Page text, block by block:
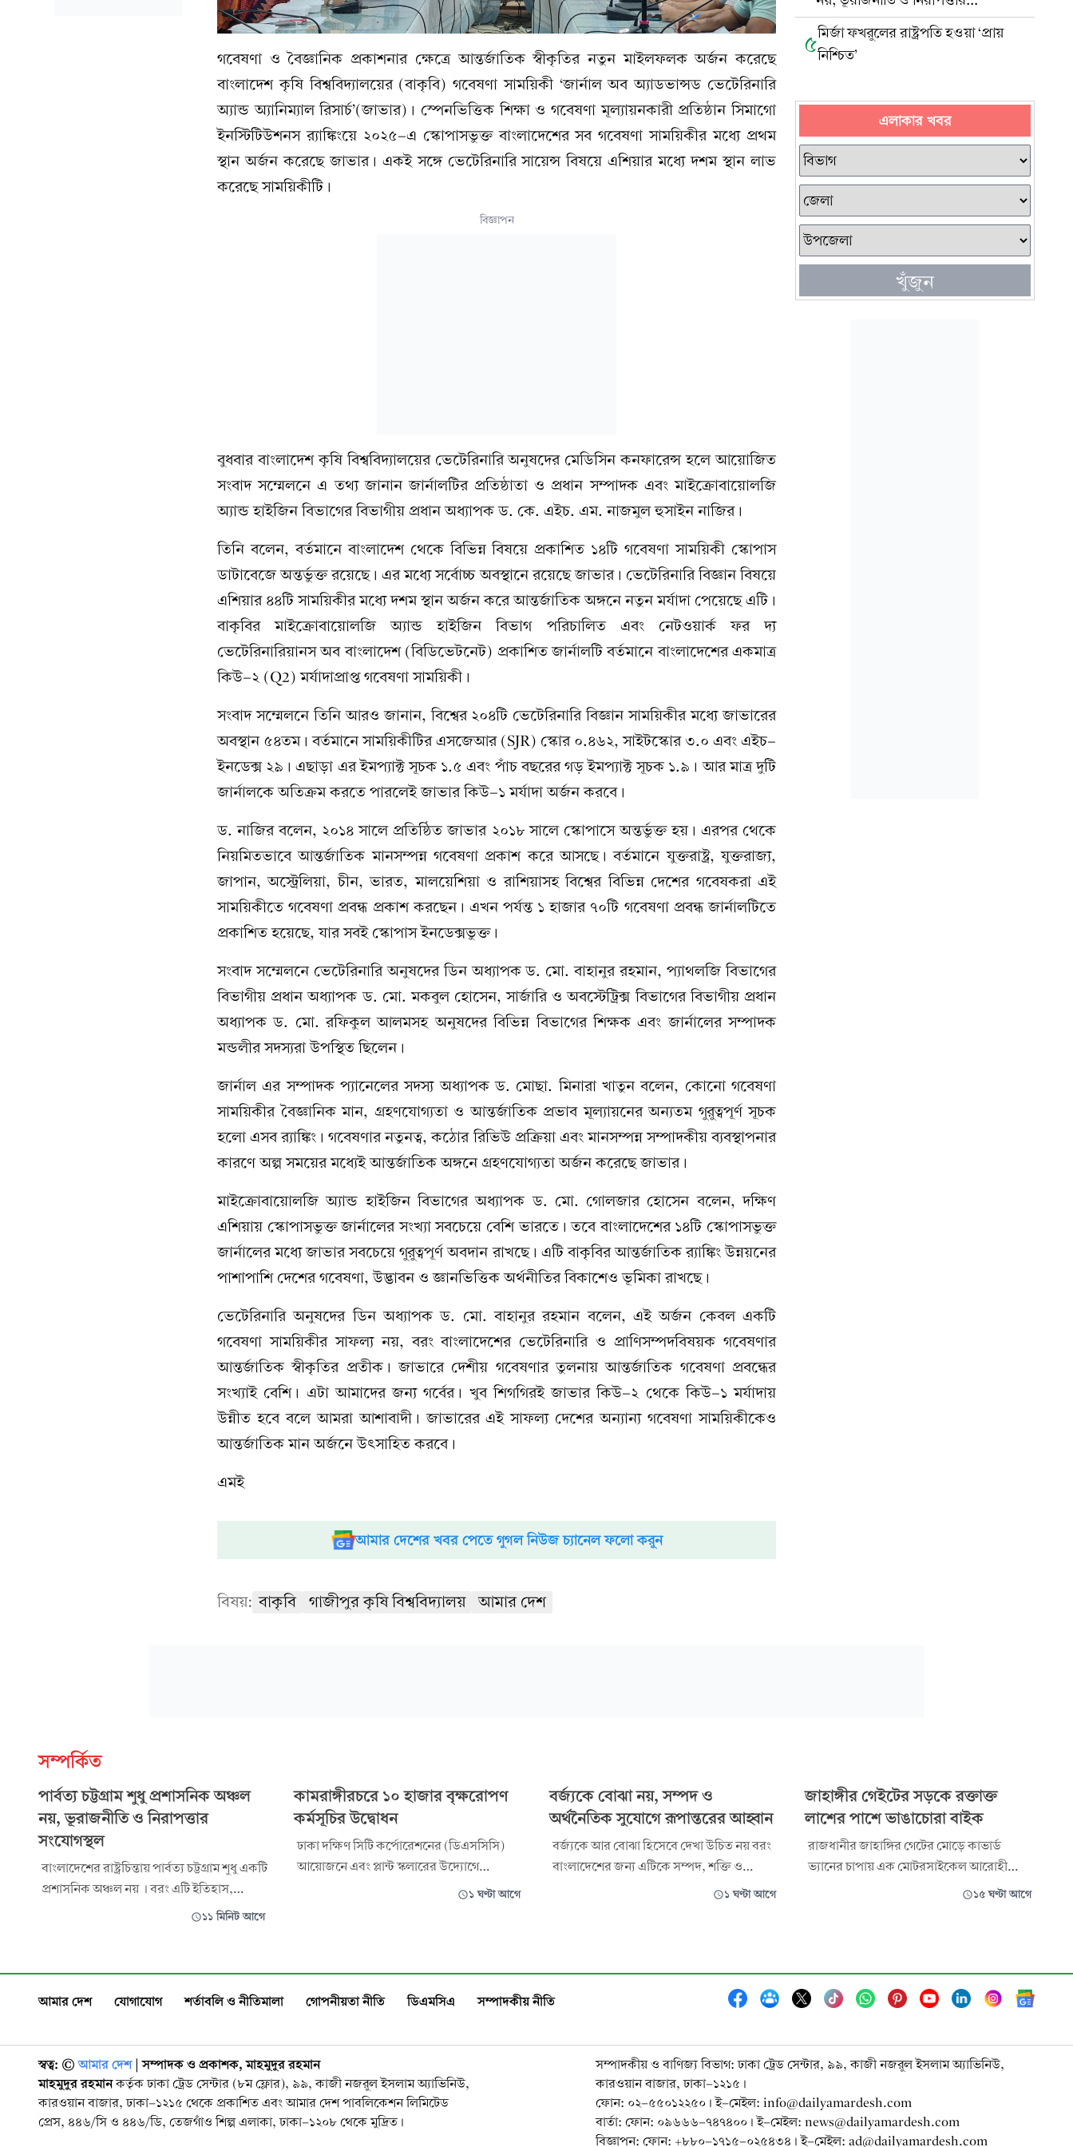
গবেষণা ও বৈজ্ঞানিক প্রকাশনার ক্ষেত্রে আন্তর্জাতিক স্বীকৃতির নতুন মাইলফলক অর্জন করেছে
বাংলাদেশ কৃষি বিশ্ববিদ্যালয়ের (বাকৃবি) গবেষণা সাময়িকী ‘জার্নাল অব অ্যাডভান্সড ভেটেরিনারি
অ্যান্ড অ্যানিম্যাল রিসার্চ’(জাভার)। স্পেনভিত্তিক শিক্ষা ও গবেষণা মূল্যায়নকারী প্রতিষ্ঠান সিমাগো
ইনস্টিটিউশনস র‌্যাঙ্কিংয়ে ২০২৫-এ স্কোপাসভুক্ত বাংলাদেশের সব গবেষণা সাময়িকীর মধ্যে প্রথম
স্থান অর্জন করেছে জাভার। একই সঙ্গে ভেটেরিনারি সায়েন্স বিষয়ে এশিয়ার মধ্যে দশম স্থান লাভ
করেছে সাময়িকীটি।
বিজ্ঞাপন
বুধবার বাংলাদেশ কৃষি বিশ্ববিদ্যালয়ের ভেটেরিনারি অনুষদের মেডিসিন কনফারেন্স হলে আয়োজিত
সংবাদ সম্মেলনে এ তথ্য জানান জার্নালটির প্রতিষ্ঠাতা ও প্রধান সম্পাদক এবং মাইক্রোবায়োলজি
অ্যান্ড হাইজিন বিভাগের বিভাগীয় প্রধান অধ্যাপক ড. কে. এইচ. এম. নাজমুল হুসাইন নাজির।
তিনি বলেন, বর্তমানে বাংলাদেশ থেকে বিভিন্ন বিষয়ে প্রকাশিত ১৪টি গবেষণা সাময়িকী স্কোপাস
ডাটাবেজে অন্তর্ভুক্ত রয়েছে। এর মধ্যে সর্বোচ্চ অবস্থানে রয়েছে জাভার। ভেটেরিনারি বিজ্ঞান বিষয়ে
এশিয়ার ৪৪টি সাময়িকীর মধ্যে দশম স্থান অর্জন করে আন্তর্জাতিক অঙ্গনে নতুন মর্যাদা পেয়েছে এটি।
বাকৃবির মাইক্রোবায়োলজি অ্যান্ড হাইজিন বিভাগ পরিচালিত এবং নেটওয়ার্ক ফর দ্য
ভেটেরিনারিয়ানস অব বাংলাদেশ (বিডিভেটনেট) প্রকাশিত জার্নালটি বর্তমানে বাংলাদেশের একমাত্র
কিউ-২ (Q2) মর্যাদাপ্রাপ্ত গবেষণা সাময়িকী।
সংবাদ সম্মেলনে তিনি আরও জানান, বিশ্বের ২০৪টি ভেটেরিনারি বিজ্ঞান সাময়িকীর মধ্যে জাভারের
অবস্থান ৫৪তম। বর্তমানে সাময়িকীটির এসজেআর (SJR) স্কোর ০.৪৬২, সাইটস্কোর ৩.০ এবং এইচ-
ইনডেক্স ২৯। এছাড়া এর ইমপ্যাক্ট সূচক ১.৫ এবং পাঁচ বছরের গড় ইমপ্যাক্ট সূচক ১.৯। আর মাত্র দুটি
জার্নালকে অতিক্রম করতে পারলেই জাভার কিউ-১ মর্যাদা অর্জন করবে ।
ড. নাজির বলেন, ২০১৪ সালে প্রতিষ্ঠিত জাভার ২০১৮ সালে স্কোপাসে অন্তর্ভুক্ত হয়। এরপর থেকে
নিয়মিতভাবে আন্তর্জাতিক মানসম্পন্ন গবেষণা প্রকাশ করে আসছে। বর্তমানে যুক্তরাষ্ট্র, যুক্তরাজ্য,
জাপান, অস্ট্রেলিয়া, চীন, ভারত, মালয়েশিয়া ও রাশিয়াসহ বিশ্বের বিভিন্ন দেশের গবেষকরা এই
সাময়িকীতে গবেষণা প্রবন্ধ প্রকাশ করছেন। এখন পর্যন্ত ১ হাজার ৭০টি গবেষণা প্রবন্ধ জার্নালটিতে
প্রকাশিত হয়েছে, যার সবই স্কোপাস ইনডেক্সভুক্ত।
সংবাদ সম্মেলনে ভেটেরিনারি অনুষদের ডিন অধ্যাপক ড. মো. বাহানুর রহমান, প্যাথলজি বিভাগের
বিভাগীয় প্রধান অধ্যাপক ড. মো. মকবুল হোসেন, সার্জারি ও অবস্টেট্রিক্স বিভাগের বিভাগীয় প্রধান
অধ্যাপক ড. মো. রফিকুল আলমসহ অনুষদের বিভিন্ন বিভাগের শিক্ষক এবং জার্নালের সম্পাদক
মন্ডলীর সদস্যরা উপস্থিত ছিলেন।
জার্নাল এর সম্পাদক প্যানেলের সদস্য অধ্যাপক ড. মোছা. মিনারা খাতুন বলেন, কোনো গবেষণা
সাময়িকীর বৈজ্ঞানিক মান, গ্রহণযোগ্যতা ও আন্তর্জাতিক প্রভাব মূল্যায়নের অন্যতম গুরুত্বপূর্ণ সূচক
হলো এসব র‌্যাঙ্কিং। গবেষণার নতুনত্ব, কঠোর রিভিউ প্রক্রিয়া এবং মানসম্পন্ন সম্পাদকীয় ব্যবস্থাপনার
কারণে অল্প সময়ের মধ্যেই আন্তর্জাতিক অঙ্গনে গ্রহণযোগ্যতা অর্জন করেছে জাভার।
মাইক্রোবায়োলজি অ্যান্ড হাইজিন বিভাগের অধ্যাপক ড. মো. গোলজার হোসেন বলেন, দক্ষিণ
এশিয়ায় স্কোপাসভুক্ত জার্নালের সংখ্যা সবচেয়ে বেশি ভারতে। তবে বাংলাদেশের ১৪টি স্কোপাসভুক্ত
জার্নালের মধ্যে জাভার সবচেয়ে গুরুত্বপূর্ণ অবদান রাখছে। এটি বাকৃবির আন্তর্জাতিক র‌্যাঙ্কিং উন্নয়নের
পাশাপাশি দেশের গবেষণা, উদ্ভাবন ও জ্ঞানভিত্তিক অর্থনীতির বিকাশেও ভূমিকা রাখছে।
ভেটেরিনারি অনুষদের ডিন অধ্যাপক ড. মো. বাহানুর রহমান বলেন, এই অর্জন কেবল একটি
গবেষণা সাময়িকীর সাফল্য নয়, বরং বাংলাদেশের ভেটেরিনারি ও প্রাণিসম্পদবিষয়ক গবেষণার
আন্তর্জাতিক স্বীকৃতির প্রতীক। জাভারে দেশীয় গবেষণার তুলনায় আন্তর্জাতিক গবেষণা প্রবন্ধের
সংখ্যাই বেশি। এটা আমাদের জন্য গর্বের। খুব শিগগিরই জাভার কিউ-২ থেকে কিউ-১ মর্যাদায়
উন্নীত হবে বলে আমরা আশাবাদী। জাভারের এই সাফল্য দেশের অন্যান্য গবেষণা সাময়িকীকেও
আন্তর্জাতিক মান অর্জনে উৎসাহিত করবে।
এমই
আমার দেশের খবর পেতে গুগল নিউজ চ্যানেল ফলো করুন
বিষয়: বাকৃবি গাজীপুর কৃষি বিশ্ববিদ্যালয় আমার দেশ
সংযোগস্থল
৫মির্জা ফখরুলের রাষ্ট্রপতি হওয়া ‘প্রায়
নিশ্চিত’
এলাকার খবর
খুঁজুন
সম্পর্কিত
পার্বত্য চট্টগ্রাম শুধু প্রশাসনিক অঞ্চল
নয়, ভূরাজনীতি ও নিরাপত্তার
সংযোগস্থল
বাংলাদেশের রাষ্ট্রচিন্তায় পার্বত্য চট্টগ্রাম শুধু একটি
প্রশাসনিক অঞ্চল নয় । বরং এটি ইতিহাস,
সীমান্ত, নিরাপত্তা, জাতীয় সংহতি ,উন্নয়ন ও
প্রাকৃতিক সম্পদ, আন্তর্জাতিক ও আঞ্চলিক
সংযোগ, প্রতিবেশী দেশসমূহের কৌশলগ
১১ মিনিট আগে
কামরাঙ্গীরচরে ১০ হাজার বৃক্ষরোপণ
কর্মসূচির উদ্বোধন
ঢাকা দক্ষিণ সিটি কর্পোরেশনের (ডিএসসিসি)
আয়োজনে এবং প্লান্ট স্কলারের উদ্যোগে
রাজধানীর কামরাঙ্গীরচরে ‘বৃক্ষবৃত্তি ও সবুজ নগর
বুড়িগঙ্গা নদীসংলগ্ন এলাকায় এ উপ
১ ঘণ্টা আগে
বর্জ্যকে বোঝা নয়, সম্পদ ও
অর্থনৈতিক সুযোগে রূপান্তরের আহ্বান
বর্জ্যকে আর বোঝা হিসেবে দেখা উচিত নয় বরং
বাংলাদেশের জন্য এটিকে সম্পদ, শক্তি ও
অর্থনৈতিক সুযোগে রূপান্তর করা উচিত।
পরিবেশ আন্দোলন (বাপা)র উদ্যোগে জাতীয়
১ ঘণ্টা আগে
জাহাঙ্গীর গেইটের সড়কে রক্তাক্ত
লাশের পাশে ভাঙাচোরা বাইক
রাজধানীর জাহাঙ্গির গেটের মোড়ে কাভার্ড
ভ্যানের চাপায় এক মোটরসাইকেল আরোহী
নিহত হয়েছে। তার নাম: সেলিস শেখ (৩৫)।
কাভার্ড ভ্যানটি জব্দ করেছে। লাশ উদ্ধার করে
তদন্তের
১৫ ঘণ্টা আগে
আমার দেশ যোগাযোগ শর্তাবলি ও নীতিমালা গোপনীয়তা নীতি ডিএমসিএ সম্পাদকীয় নীতি
স্বত্ব: ©️ আমার দেশ| সম্পাদক ও প্রকাশক, মাহমুদুর রহমান
মাহমুদুর রহমানকর্তৃক ঢাকা ট্রেড সেন্টার (৮ম ফ্লোর), ৯৯, কাজী নজরুল ইসলাম অ্যাভিনিউ,
কারওয়ান বাজার, ঢাকা-১২১৫ থেকে প্রকাশিত এবং আমার দেশ পাবলিকেশন লিমিটেড
প্রেস, ৪৪৬/সি ও ৪৪৬/ডি, তেজগাঁও শিল্প এলাকা, ঢাকা-১২০৮ থেকে মুদ্রিত।
সম্পাদকীয় ও বাণিজ্য বিভাগ: ঢাকা ট্রেড সেন্টার, ৯৯, কাজী নজরুল ইসলাম অ্যাভিনিউ,
কারওয়ান বাজার, ঢাকা-১২১৫।
ফোন: ০২-৫৫০১২২৫০। ই-মেইল: info@dailyamardesh.com
বার্তা: ফোন: ০৯৬৬৬-৭৪৭৪০০। ই-মেইল: news@dailyamardesh.com
বিজ্ঞাপন: ফোন: +৮৮০-১৭১৫-০২৫৪৩৪ । ই-মেইল: ad@dailyamardesh.com